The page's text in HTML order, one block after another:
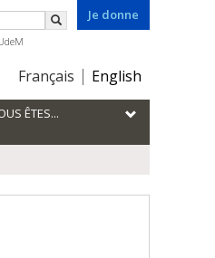
Je donne
Choix
la
langue
Français English
Rechercher
ÊTES...